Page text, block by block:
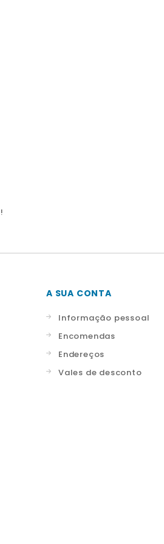
!
A SUA CONTA
Informação pessoal
Encomendas
Endereços
Vales de desconto